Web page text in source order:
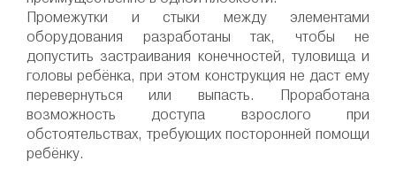
Промежутки и стыки между элементами
оборудования разработаны так, чтобы не
допустить застраивания конечностей, туловища и
головы ребёнка, при этом конструкция не даст ему
перевернуться или выпасть. Проработана
возможность доступа взрослого при
обстоятельствах, требующих посторонней помощи
ребёнку.